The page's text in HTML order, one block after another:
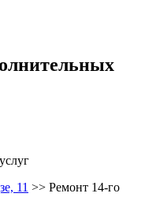
11 >> Ремонт 14-го